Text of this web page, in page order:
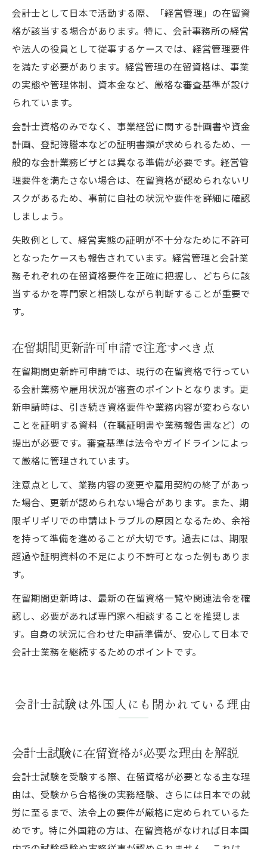
会計士として日本で活動する際、「経営管理」の在留資
格が該当する場合があります。特に、会計事務所の経営
や法人の役員として従事するケースでは、経営管理要件
を満たす必要があります。経営管理の在留資格は、事業
の実態や管理体制、資本金など、厳格な審査基準が設け
られています。
会計士資格のみでなく、事業経営に関する計画書や資金
計画、登記簿謄本などの証明書類が求められるため、一
般的な会計業務ビザとは異なる準備が必要です。経営管
理要件を満たさない場合は、在留資格が認められないリ
スクがあるため、事前に自社の状況や要件を詳細に確認
しましょう。
失敗例として、経営実態の証明が不十分なために不許可
となったケースも報告されています。経営管理と会計業
務それぞれの在留資格要件を正確に把握し、どちらに該
当するかを専門家と相談しながら判断することが重要で
す。
在留期間更新許可申請で注意すべき点
在留期間更新許可申請では、現行の在留資格で行ってい
る会計業務や雇用状況が審査のポイントとなります。更
新申請時は、引き続き資格要件や業務内容が変わらない
ことを証明する資料（在職証明書や業務報告書など）の
提出が必要です。審査基準は法令やガイドラインによっ
て厳格に管理されています。
注意点として、業務内容の変更や雇用契約の終了があっ
た場合、更新が認められない場合があります。また、期
限ギリギリでの申請はトラブルの原因となるため、余裕
を持って準備を進めることが大切です。過去には、期限
超過や証明資料の不足により不許可となった例もありま
す。
在留期間更新時は、最新の在留資格一覧や関連法令を確
認し、必要があれば専門家へ相談することを推奨しま
す。自身の状況に合わせた申請準備が、安心して日本で
会計士業務を継続するためのポイントです。
会計士試験は外国人にも開かれている理由
会計士試験に在留資格が必要な理由を解説
会計士試験を受験する際、在留資格が必要となる主な理
由は、受験から合格後の実務経験、さらには日本での就
労に至るまで、法令上の要件が厳格に定められているた
めです。特に外国籍の方は、在留資格がなければ日本国